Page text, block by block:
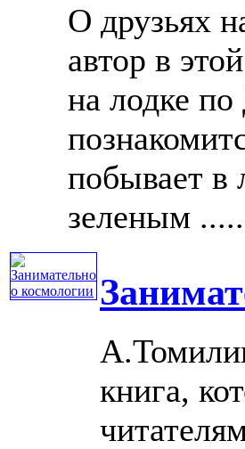
О друзьях
автор в
на лодке
побывает в
зеленым
книга,